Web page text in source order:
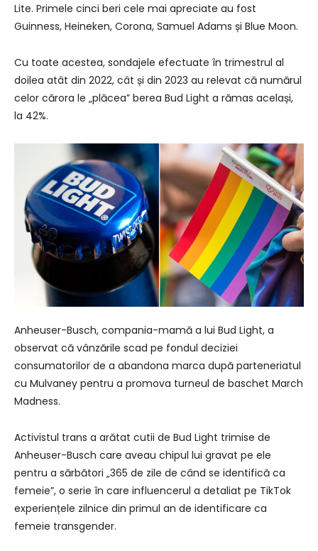
Lite. Primele cinci beri cele mai apreciate au fost
Guinness, Heineken, Corona, Samuel Adams și Blue Moon.
Cu toate acestea, sondajele efectuate în trimestrul al
doilea atât din 2022, cât și din 2023 au relevat că numărul
celor cărora le „plăcea” berea Bud Light a rămas același,
la 42%.
Anheuser-Busch, compania-mamă a lui Bud Light, a
observat că vânzările scad pe fondul deciziei
consumatorilor de a abandona marca după parteneriatul
cu Mulvaney pentru a promova turneul de baschet March
Madness.
Activistul trans a arătat cutii de Bud Light trimise de
Anheuser-Busch care aveau chipul lui gravat pe ele
pentru a sărbători „365 de zile de când se identifică ca
femeie”, o serie în care influencerul a detaliat pe TikTok
experiențele zilnice din primul an de identificare ca
femeie transgender.